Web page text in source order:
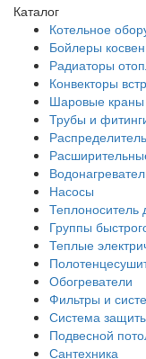
Каталог
Котельное
Бойлеры
Радиаторы
Конвекторы
Шаровые
Трубы и
Насосы
Теплоноситель
Группы
Теплые
Обогреватели
Фильтры и
Система
Подвесной
Сантехника